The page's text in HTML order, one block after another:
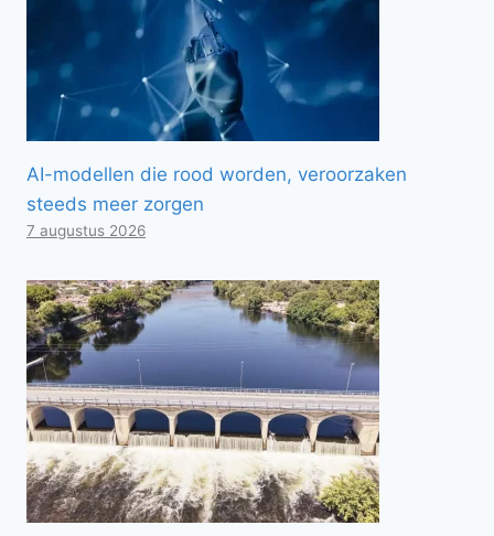
AI-modellen die rood worden, veroorzaken
steeds meer zorgen
7 augustus 2026